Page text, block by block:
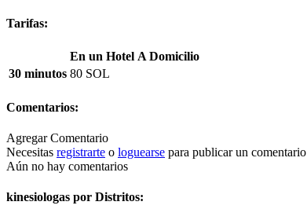
Tarifas:
En un Hotel A Domicilio
30 minutos 80 SOL
Comentarios:
Agregar Comentario
Necesitas registrarte o loguearse para publicar un comentario
Aún no hay comentarios
kinesiologas por Distritos: